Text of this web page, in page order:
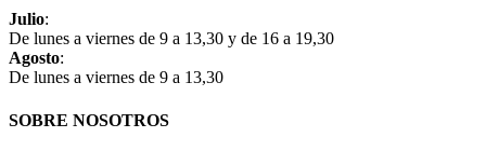
Julio:
De lunes a viernes de 9 a 13,30 y de 16 a 19,30
Agosto:
De lunes a viernes de 9 a 13,30
SOBRE NOSOTROS